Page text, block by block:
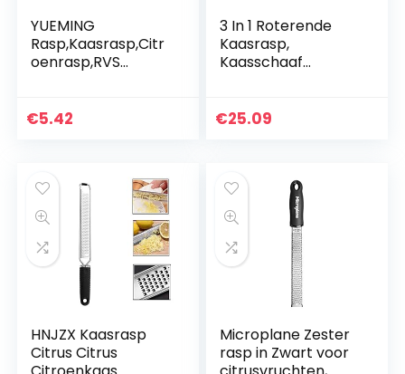
YUEMING
Rasp,Kaasrasp,Citr
oenrasp,RVS
Citrusvruchten,
€5.42
3 In 1 Roterende
Kaasrasp,
Kaasschaaf
Roterende
€25.09
HNJZX Kaasrasp
Citrus Citrus
Microplane Zester
rasp in Zwart voor